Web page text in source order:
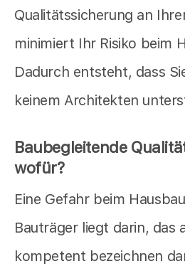
Qualitätssicherung an
minimiert Ihr Risiko beim
Dadurch entsteht, dass
keinem Architekten
Baubegleitende
wofür?
Eine Gefahr beim
Bauträger liegt darin, das
kompetent bezeichnen